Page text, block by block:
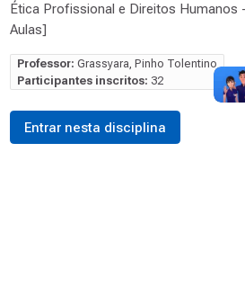
Ética Profissional e Direitos Humanos
Aulas]
Professor: Grassyara, Pinho Tolentino
Participantes inscritos: 32
Entrar nesta disciplina